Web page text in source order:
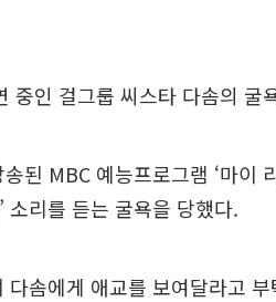
중인 걸그룹 씨스타 다솜의
된 MBC 예능프로그램 ‘마이
소리를 듣는 굴욕을 당했다.
다솜에게 애교를 보여달라고